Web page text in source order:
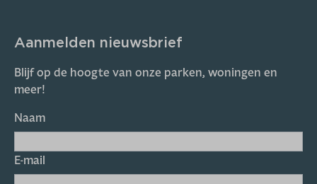
Aanmelden nieuwsbrief
Blijf op de hoogte van onze parken, woningen en
meer!
Naam
E-mail